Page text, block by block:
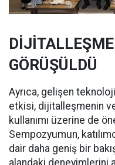
GÖRÜŞÜLDÜ
Ayrıca, gelişen
etkisi, dijitalleşmenin
kullanımı üzerine de
Sempozyumun,
dair daha geniş bir
alandaki deneyimlerini